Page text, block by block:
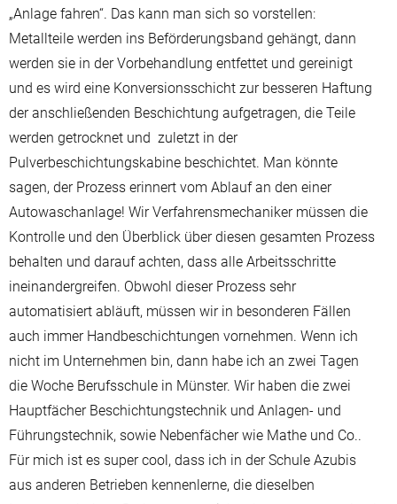
„Anlage fahren“. Das kann man sich so vorstellen:
Metallteile werden ins Beförderungsband gehängt, dann
werden sie in der Vorbehandlung entfettet und gereinigt
und es wird eine Konversionsschicht zur besseren Haftung
der anschließenden Beschichtung aufgetragen, die Teile
werden getrocknet und zuletzt in der
Pulverbeschichtungskabine beschichtet. Man könnte
sagen, der Prozess erinnert vom Ablauf an den einer
Autowaschanlage! Wir Verfahrensmechaniker müssen die
Kontrolle und den Überblick über diesen gesamten Prozess
behalten und darauf achten, dass alle Arbeitsschritte
ineinandergreifen. Obwohl dieser Prozess sehr
automatisiert abläuft, müssen wir in besonderen Fällen
auch immer Handbeschichtungen vornehmen. Wenn ich
nicht im Unternehmen bin, dann habe ich an zwei Tagen
die Woche Berufsschule in Münster. Wir haben die zwei
Hauptfächer Beschichtungstechnik und Anlagen- und
Führungstechnik, sowie Nebenfächer wie Mathe und Co..
Für mich ist es super cool, dass ich in der Schule Azubis
aus anderen Betrieben kennenlerne, die dieselben